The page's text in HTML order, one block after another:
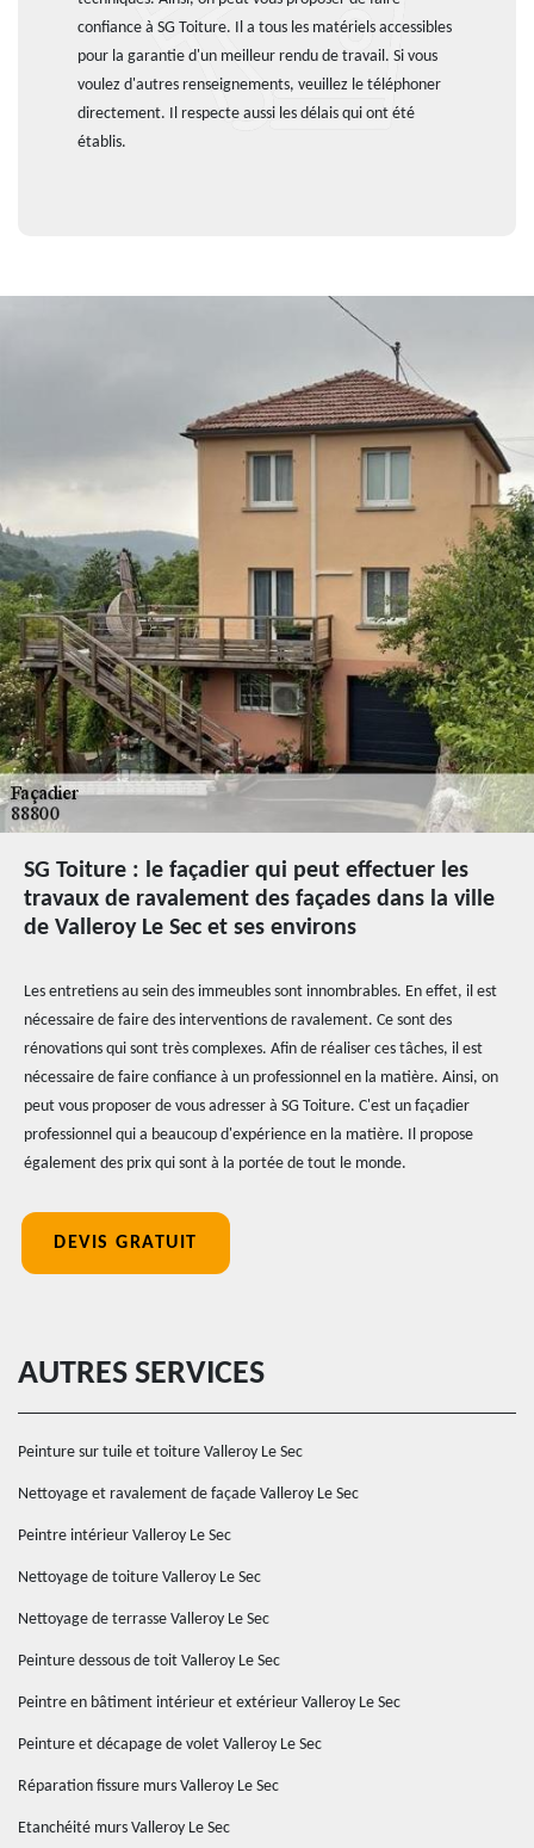
confiance à SG Toiture. Il a tous les matériels accessibles
pour la garantie d'un meilleur rendu de travail. Si vous
voulez d'autres renseignements, veuillez le téléphoner
directement. Il respecte aussi les délais qui ont été
établis.
SG Toiture : le façadier qui peut effectuer les
travaux de ravalement des façades dans la ville
de Valleroy Le Sec et ses environs
Les entretiens au sein des immeubles sont innombrables. En effet, il est
nécessaire de faire des interventions de ravalement. Ce sont des
rénovations qui sont très complexes. Afin de réaliser ces tâches, il est
nécessaire de faire confiance à un professionnel en la matière. Ainsi, on
peut vous proposer de vous adresser à SG Toiture. C'est un façadier
professionnel qui a beaucoup d'expérience en la matière. Il propose
également des prix qui sont à la portée de tout le monde.
DEVIS GRATUIT
AUTRES SERVICES
Peinture sur tuile et toiture Valleroy Le Sec
Nettoyage et ravalement de façade Valleroy Le Sec
Peintre intérieur Valleroy Le Sec
Nettoyage de toiture Valleroy Le Sec
Nettoyage de terrasse Valleroy Le Sec
Peinture dessous de toit Valleroy Le Sec
Peintre en bâtiment intérieur et extérieur Valleroy Le Sec
Peinture et décapage de volet Valleroy Le Sec
Réparation fissure murs Valleroy Le Sec
Etanchéité murs Valleroy Le Sec